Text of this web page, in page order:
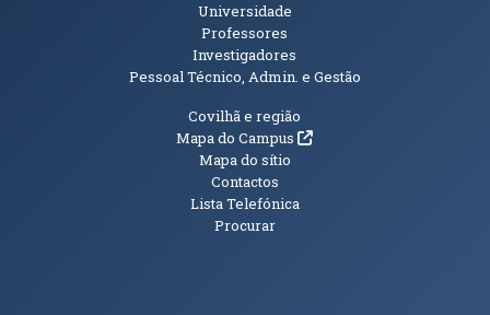
Universidade
Professores
Investigadores
Pessoal Técnico, Admin. e Gestão
Informações Adicionais
Covilhã e região
Mapa do Campus(abre em nova janela)
Mapa do sítio
Contactos
Lista Telefónica
Procurar